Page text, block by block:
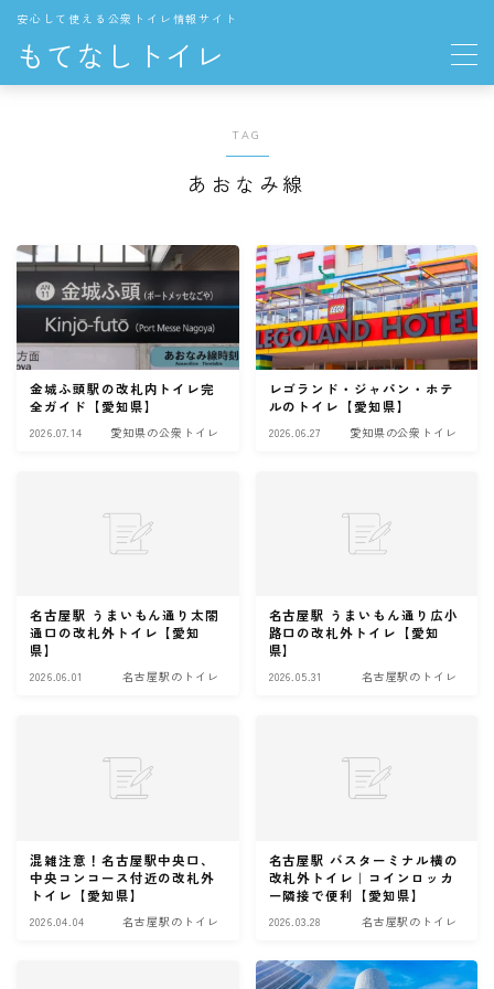
もてなしトイレ
安心して使える公衆トイレ情報サイト
東京都の公衆トイレ
中部
愛知県の公衆トイレ
長野県の公衆トイレ
THE TOKYO TOILET
TAG
あおなみ線
金城ふ頭駅の改札内トイレ完
全ガイド【愛知県】
2026.07.14 愛知県の公衆トイレ
レゴランド・ジャパン・ホテ
ルのトイレ【愛知県】
2026.06.27 愛知県の公衆トイレ
名古屋駅 うまいもん通り太閤
通口の改札外トイレ【愛知
県】
2026.06.01 名古屋駅のトイレ
名古屋駅 うまいもん通り広小
路口の改札外トイレ【愛知
県】
2026.05.31 名古屋駅のトイレ
混雑注意！名古屋駅中央口、
中央コンコース付近の改札外
トイレ【愛知県】
2026.04.04 名古屋駅のトイレ
名古屋駅 バスターミナル横の
改札外トイレ｜コインロッカ
ー隣接で便利【愛知県】
2026.03.28 名古屋駅のトイレ